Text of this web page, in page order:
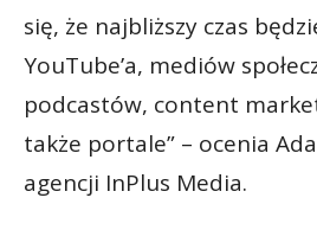
się, że najbliższy czas
YouTube’a, mediów
podcastów, content
także portale” – ocenia
agencji InPlus Media.